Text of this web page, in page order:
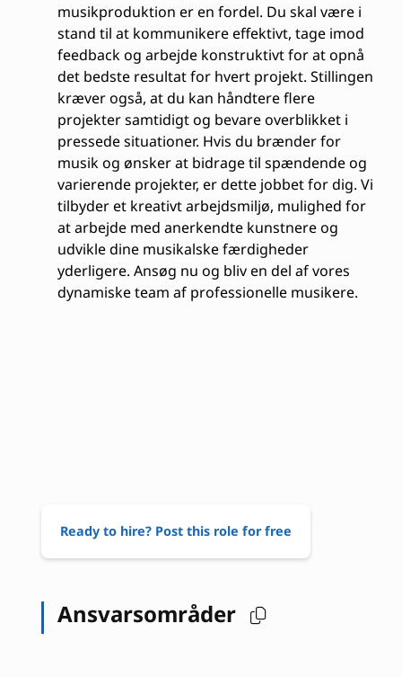
musikproduktion er en fordel. Du skal være i
stand til at kommunikere effektivt, tage imod
feedback og arbejde konstruktivt for at opnå
det bedste resultat for hvert projekt. Stillingen
kræver også, at du kan håndtere flere
projekter samtidigt og bevare overblikket i
pressede situationer. Hvis du brænder for
musik og ønsker at bidrage til spændende og
varierende projekter, er dette jobbet for dig. Vi
tilbyder et kreativt arbejdsmiljø, mulighed for
at arbejde med anerkendte kunstnere og
udvikle dine musikalske færdigheder
yderligere. Ansøg nu og bliv en del af vores
dynamiske team af professionelle musikere.
Ready to hire? Post this role for free
Ansvarsområder